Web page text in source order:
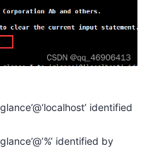
identified
identified by